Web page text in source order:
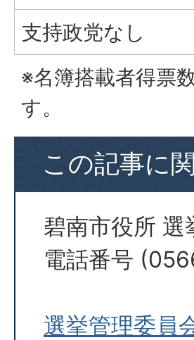
支持政党なし
※名簿搭載者得票
す。
この記事に
碧南市役所 選
電話番号
選挙管理委員